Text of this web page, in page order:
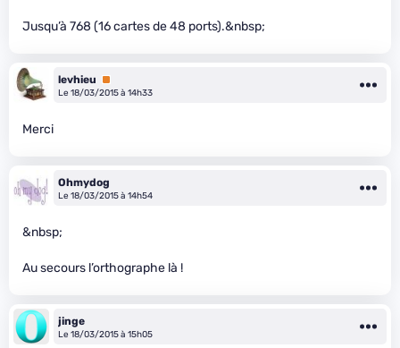
Jusqu’à 768 (16 cartes de 48 ports).&nbsp;
levhieu
Premium
Le 18/03/2015 à 14h33
Merci
Ohmydog
Le 18/03/2015 à 14h54
&nbsp;
Au secours l’orthographe là !
jinge
Le 18/03/2015 à 15h05